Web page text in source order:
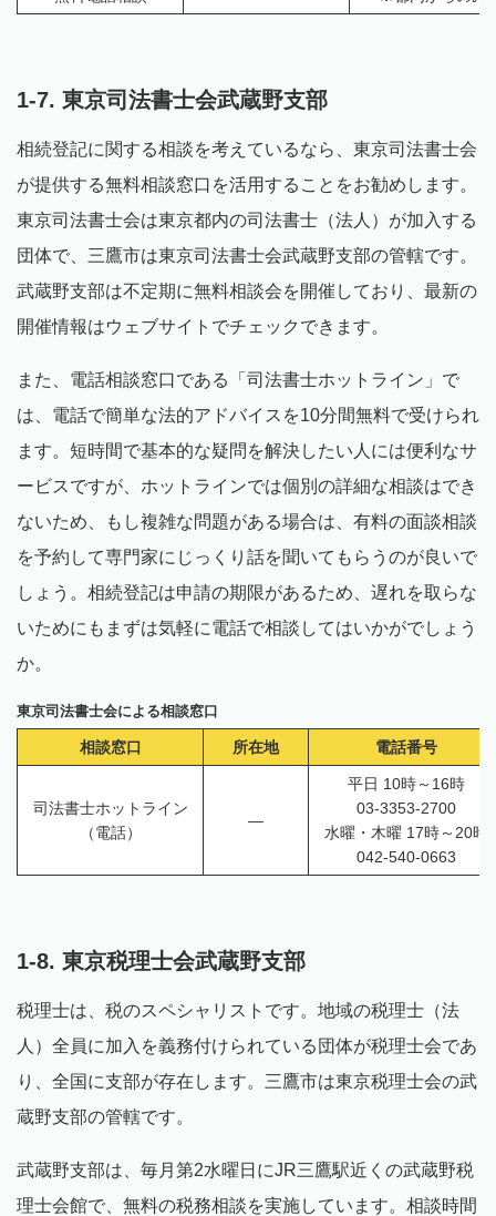
1-7. 東京司法書士会武蔵野支部
相続登記に関する相談を考えているなら、東京司法書士会
が提供する無料相談窓口を活用することをお勧めします。
東京司法書士会は東京都内の司法書士（法人）が加入する
団体で、三鷹市は東京司法書士会武蔵野支部の管轄です。
武蔵野支部は不定期に無料相談会を開催しており、最新の
開催情報はウェブサイトでチェックできます。
また、電話相談窓口である「司法書士ホットライン」で
は、電話で簡単な法的アドバイスを10分間無料で受けられ
ます。短時間で基本的な疑問を解決したい人には便利なサ
ービスですが、ホットラインでは個別の詳細な相談はでき
ないため、もし複雑な問題がある場合は、有料の面談相談
を予約して専門家にじっくり話を聞いてもらうのが良いで
しょう。相続登記は申請の期限があるため、遅れを取らな
いためにもまずは気軽に電話で相談してはいかがでしょう
か。
東京司法書士会による相談窓口
相談窓口 所在地 電話番号
司法書士ホットライン
（電話）
—
平日 10時～16時
03-3353-2700
水曜 ・木曜 17時～20時
042-540-0663
1-8. 東京税理士会武蔵野支部
税理士は、税のスペシャリストです。地域の税理士（法
人）全員に加入を義務付けられている団体が税理士会であ
り、全国に支部が存在します。三鷹市は東京税理士会の武
蔵野支部の管轄です。
武蔵野支部は、毎月第2水曜日にJR三鷹駅近くの武蔵野税
理士会館で、無料の税務相談を実施しています。相談時間